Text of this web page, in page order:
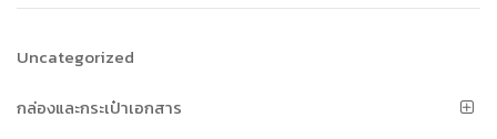
Uncategorized
กล่องและกระเป๋าเอกสาร